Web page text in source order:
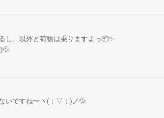
し、以外と荷物は乗りますよっ📦✨
いですね〜ヽ(；▽；)ノ💦